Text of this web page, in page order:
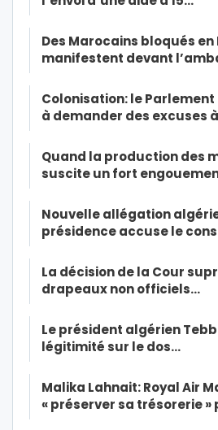
Des Marocains bloqués en
manifestent devant
Colonisation: le
à demander des excuses
Quand la production des
suscite un fort
Nouvelle allégation
présidence accuse le
La décision de la Cour
drapeaux non officiels…
Le président algérien
légitimité sur le dos…
Malika Lahnait: Royal Air
« préserver sa trésorerie »